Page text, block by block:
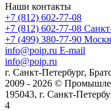
Наши контакты
+7 (812) 602-77-08
+7 (812) 602-77-08
+7 (499) 380-77-90
info@poip.ru E-mail
info@poip.ru
г. Санкт-Петербург,
2009 - 2026 ©
195043, г. Санкт-
4